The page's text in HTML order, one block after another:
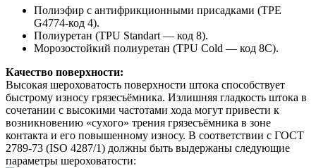
Полиэфир с антифрикционными присадками (TPE
G4774-код 4).
Полиуретан (TPU Standart — код 8).
Морозостойкий полиуретан (TPU Cold — код 8C).
Качество поверхности:
Высокая шероховатость поверхности штока способствует
быстрому износу грязесъёмника. Излишняя гладкость штока в
сочетании с высокими частотами хода могут привести к
возникновению «сухого» трения грязесъёмника в зоне
контакта и его повышенному износу. В соответствии с ГОСТ
2789-73 (ISO 4287/1) должны быть выдержаны следующие
параметры шероховатости: